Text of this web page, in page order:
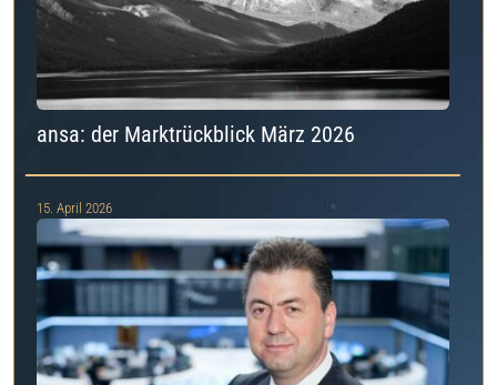
ansa: der Marktrückblick März 2026
15. April 2026